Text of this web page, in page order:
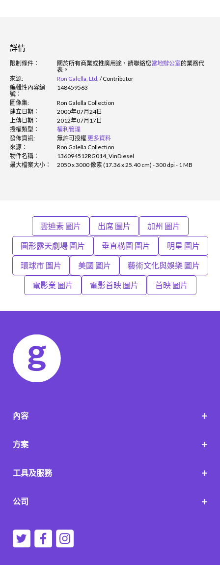
詳情
限制條件： 關於所有商業或推廣用途，請聯絡您當地辦公室的業務代
表。
來源:
Ron Galella, Ltd. /Contributor
編輯性內容編
號：
148459563
圖像集:
Ron Galella Collection
建立日期：
2000年07月24日
上傳日期：
2012年07月17日
授權類型：
權利管理
發佈資訊:
無許可授權更多資料
來源：
Ron Galella Collection
物件名稱：
136094512RG014_VinDiesel
最大檔案大小：
2050 x 3000 像素 (17.36 x 25.40 cm) - 300 dpi - 1 MB
雲迪素 圖片 出席 圖片 加州 圖片
圓形露天劇場 圖片 垂直構圖 圖片 明星 圖片
環球市 圖片 美國 圖片 藝術文化與娛樂 圖片
電影業 圖片 電影首映 圖片 首映 圖片
內容
方案
工具及服務
公司